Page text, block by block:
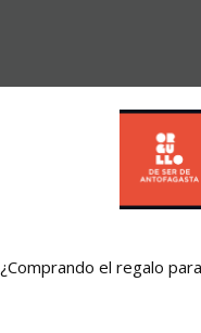
¿Comprando el regalo